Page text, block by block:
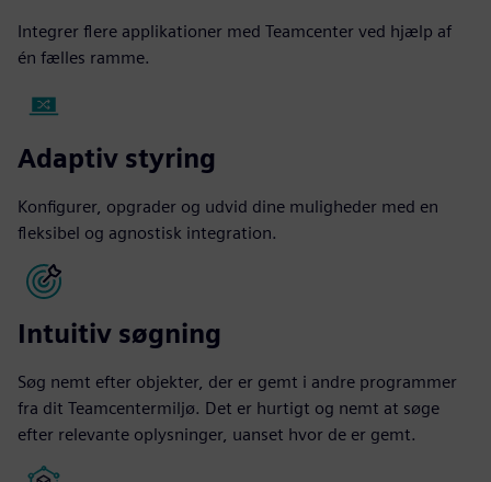
Integrer flere applikationer med Teamcenter ved hjælp af
én fælles ramme.
Adaptiv styring
Konfigurer, opgrader og udvid dine muligheder med en
fleksibel og agnostisk integration.
Intuitiv søgning
Søg nemt efter objekter, der er gemt i andre programmer
fra dit Teamcentermiljø. Det er hurtigt og nemt at søge
efter relevante oplysninger, uanset hvor de er gemt.